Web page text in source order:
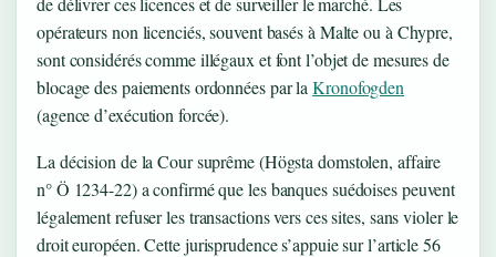
opérateurs non licenciés, souvent basés à Malte ou à Chypre,
sont considérés comme illégaux et font l’objet de mesures de
blocage des paiements ordonnées par laKronofogden
(agence d’exécution forcée).
La décision de la Cour suprême (Högsta domstolen, affaire
n° Ö 1234-22) a confirmé que les banques suédoises peuvent
légalement refuser les transactions vers ces sites, sans violer le
droit européen. Cette jurisprudence s’appuie sur l’article 56